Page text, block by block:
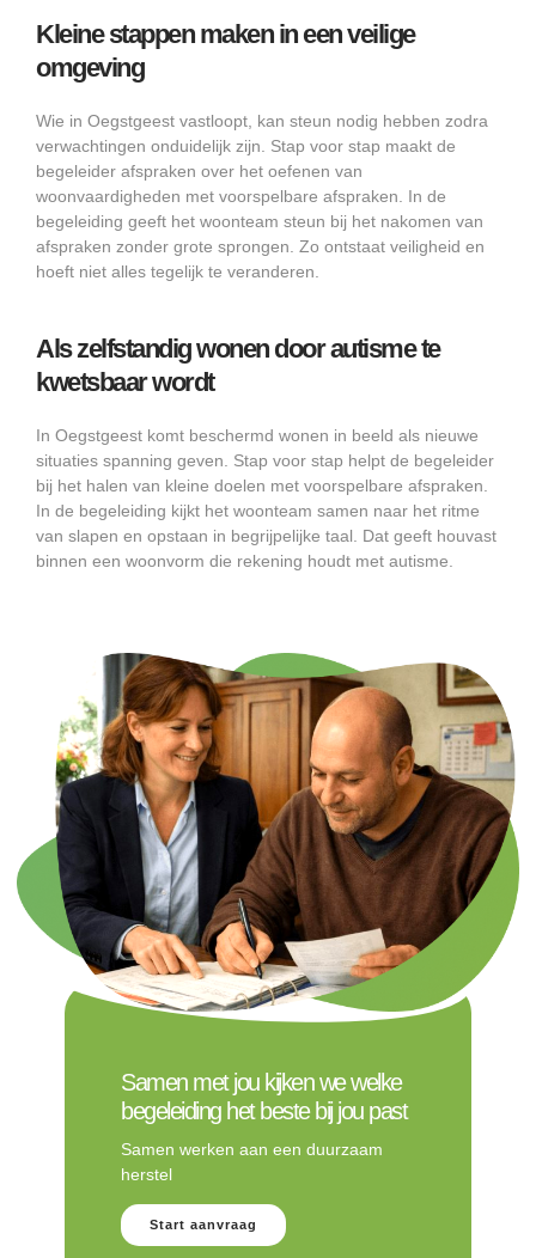
Kleine stappen maken in een veilige
omgeving
Wie in Oegstgeest vastloopt, kan steun nodig hebben zodra
verwachtingen onduidelijk zijn. Stap voor stap maakt de
begeleider afspraken over het oefenen van
woonvaardigheden met voorspelbare afspraken. In de
begeleiding geeft het woonteam steun bij het nakomen van
afspraken zonder grote sprongen. Zo ontstaat veiligheid en
hoeft niet alles tegelijk te veranderen.
Als zelfstandig wonen door autisme te
kwetsbaar wordt
In Oegstgeest komt beschermd wonen in beeld als nieuwe
situaties spanning geven. Stap voor stap helpt de begeleider
bij het halen van kleine doelen met voorspelbare afspraken.
In de begeleiding kijkt het woonteam samen naar het ritme
van slapen en opstaan in begrijpelijke taal. Dat geeft houvast
binnen een woonvorm die rekening houdt met autisme.
Samen met jou kijken we welke
begeleiding het beste bij jou past
Samen werken aan een duurzaam
herstel
Start aanvraag